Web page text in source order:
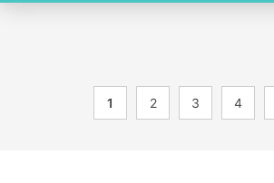
1 2 3 4